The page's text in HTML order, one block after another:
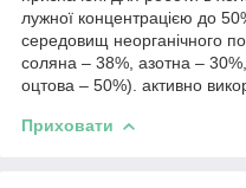
лужної концентрацією до
середовищ неорганічного
соляна – 38%, азотна –
оцтова – 50%). активно
Приховати